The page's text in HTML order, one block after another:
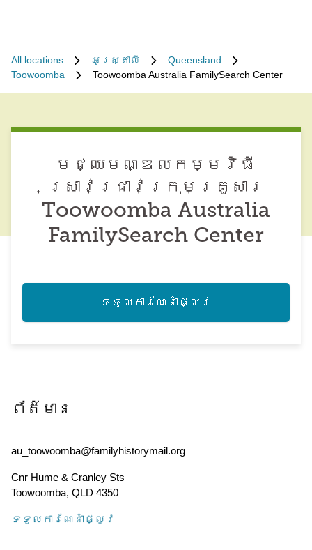
All locations អូស្ត្រាលី
Queensland
Toowoomba
Toowoomba Australia FamilySearch Center
មជ្ឈមណ្ឌល​កម្មវិធី​
ស្រាវជ្រាវ​ក្រុមគ្រួសារ
Toowoomba Australia
FamilySearch Center
ទទួល​ការណែនាំ​ផ្លូវ
ព័ត៌មាន
au_toowoomba@familyhistorymail.org
Cnr Hume & Cranley Sts
Toowoomba, QLD 4350
ទទួល​ការណែនាំ​ផ្លូវ